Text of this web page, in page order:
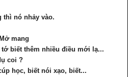
thì nó nhảy vào.
Mở mang
biết thêm nhiều điều mới lạ...
coi ?
học, biết nói xạo, biết...